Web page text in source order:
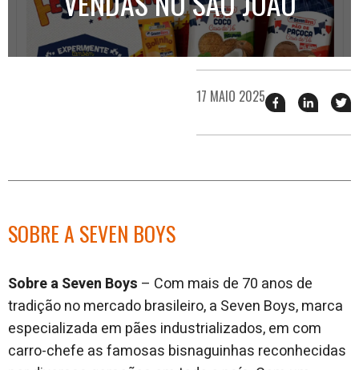
17 MAIO 2025 Compartilhar
esse
no
esse
no
SOBRE A SEVEN BOYS
Sobre a Seven Boys – Com mais de 70 anos de
tradição no mercado brasileiro, a Seven Boys, marca
especializada em pães industrializados, em com
carro-chefe as famosas bisnaguinhas reconhecidas